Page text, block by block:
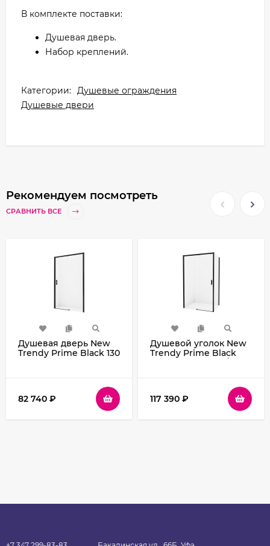
В комплекте поставки:
Душевая дверь.
Набор креплений.
Категории: Душевые ограждения
Душевые двери
Рекомендуем посмотреть
СРАВНИТЬ ВСЕ
Душевая дверь New
Trendy Prime Black 130
82 740 ₽
Душевой уголок New
Trendy Prime Black
117 390 ₽